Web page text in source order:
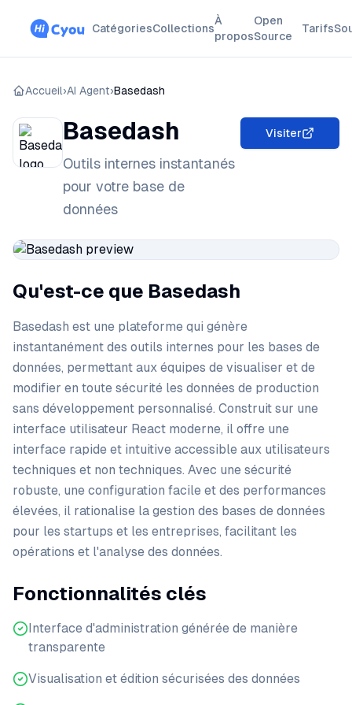
CatégoriesCollections
À
propos
Open
Source
Tarifs
Accueil›AI Agent›Basedash
Basedash
Outils internes instantanés
pour votre base de
données
Visiter
Qu'est-ce que Basedash
Basedash est une plateforme qui génère
instantanément des outils internes pour les bases de
données, permettant aux équipes de visualiser et de
modifier en toute sécurité les données de production
sans développement personnalisé. Construit sur une
interface utilisateur React moderne, il offre une
interface rapide et intuitive accessible aux utilisateurs
techniques et non techniques. Avec une sécurité
robuste, une configuration facile et des performances
élevées, il rationalise la gestion des bases de données
pour les startups et les entreprises, facilitant les
opérations et l'analyse des données.
Fonctionnalités clés
Interface d'administration générée de manière
transparente
Visualisation et édition sécurisées des données